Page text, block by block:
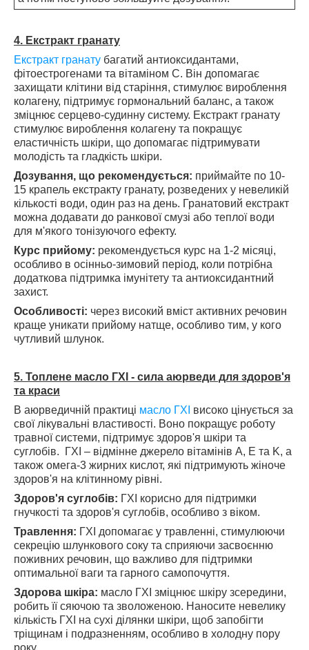
4. Екстракт гранату
Екстракт гранату багатий антиоксидантами,
фітоестрогенами та вітаміном С. Він допомагає
захищати клітини від старіння, стимулює вироблення
колагену, підтримує гормональний баланс, а також
зміцнює серцево-судинну систему. Екстракт гранату
стимулює вироблення колагену та покращує
еластичність шкіри, що допомагає підтримувати
молодість та гладкість шкіри.
Дозування, що рекомендується: приймайте по 10-
15 крапель екстракту гранату, розведених у невеликій
кількості води, один раз на день. Гранатовий екстракт
можна додавати до ранкової смузі або теплої води
для м'якого тонізуючого ефекту.
Курс прийому: рекомендується курс на 1-2 місяці,
особливо в осінньо-зимовий період, коли потрібна
додаткова підтримка імунітету та антиоксидантний
захист.
Особливості: через високий вміст активних речовин
краще уникати прийому натще, особливо тим, у кого
чутливий шлунок.
5. Топлене масло ГХІ - сила аюрведи для здоров'я
та краси
В аюрведичній практиці масло ГХІ високо цінується за
свої лікувальні властивості. Воно покращує роботу
травної системи, підтримує здоров'я шкіри та
суглобів. ГХІ – відмінне джерело вітамінів A, E та K, а
також омега-3 жирних кислот, які підтримують жіноче
здоров'я на клітинному рівні.
Здоров'я суглобів: ГХІ корисно для підтримки
гнучкості та здоров'я суглобів, особливо з віком.
Травлення: ГХІ допомагає у травленні, стимулюючи
секрецію шлункового соку та сприяючи засвоєнню
поживних речовин, що важливо для підтримки
оптимальної ваги та гарного самопочуття.
Здорова шкіра: масло ГХІ зміцнює шкіру зсередини,
робить її сяючою та зволоженою. Наносите невелику
кількість ГХІ на сухі ділянки шкіри, щоб запобігти
тріщинам і подразненням, особливо в холодну пору
року.